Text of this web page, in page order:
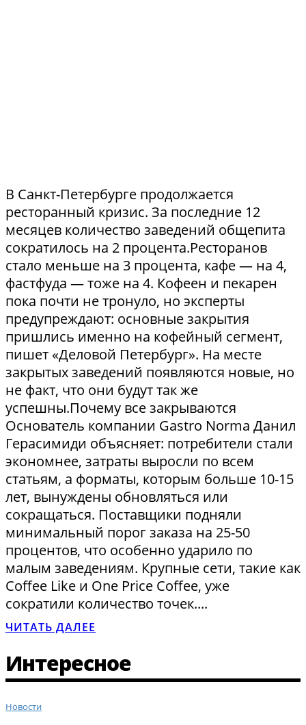
В Санкт-Петербурге продолжается
ресторанный кризис. За последние 12
месяцев количество заведений общепита
сократилось на 2 процента.Ресторанов
стало меньше на 3 процента, кафе — на 4,
фастфуда — тоже на 4. Кофеен и пекарен
пока почти не тронуло, но эксперты
предупреждают: основные закрытия
пришлись именно на кофейный сегмент,
пишет «Деловой Петербург». На месте
закрытых заведений появляются новые, но
не факт, что они будут так же
успешны.Почему все закрываются
Основатель компании Gastro Norma Данил
Герасимиди объясняет: потребители стали
экономнее, затраты выросли по всем
статьям, а форматы, которым больше 10-15
лет, вынуждены обновляться или
сокращаться. Поставщики подняли
минимальный порог заказа на 25-50
процентов, что особенно ударило по
малым заведениям. Крупные сети, такие как
Coffee Like и One Price Coffee, уже
сократили количество точек....
ЧИТАТЬ ДАЛЕЕ
Интересное
Новости